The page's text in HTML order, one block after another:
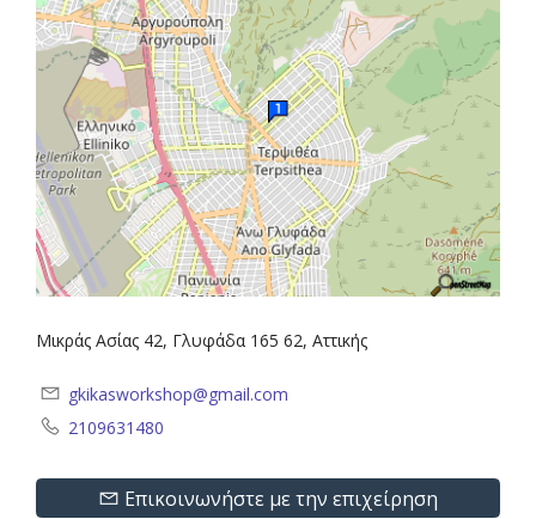
Μικράς Ασίας 42, Γλυφάδα 165 62, Αττικής
gkikasworkshop@gmail.com
2109631480
Επικοινωνήστε με την επιχείρηση